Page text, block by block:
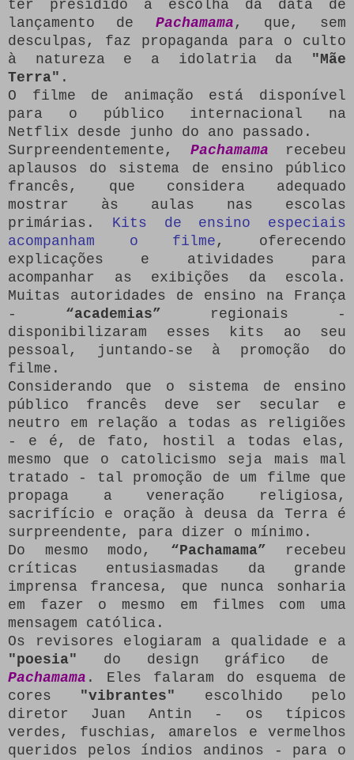
ter presidido a escolha da data de
lançamento de Pachamama , que, sem
desculpas, faz propaganda para o culto
à natureza e a idolatria da "Mãe
Terra" .
O filme de animação está disponível
para o público internacional na
Netflix desde junho do ano passado.
Surpreendentemente, Pachamama recebeu
aplausos do sistema de ensino público
francês, que considera adequado
mostrar às aulas nas escolas
primárias.
Kits de ensino especiais
acompanham o filme , oferecendo
explicações e atividades para
acompanhar as exibições da escola.
Muitas autoridades de ensino na França
- “academias” regionais -
disponibilizaram esses kits ao seu
pessoal, juntando-se à promoção do
filme.
Considerando que o sistema de ensino
público francês deve ser secular e
neutro em relação a todas as religiões
- e é, de fato, hostil a todas elas,
mesmo que o catolicismo seja mais mal
tratado - tal promoção de um filme que
propaga a veneração religiosa,
sacrifício e oração à deusa da Terra é
surpreendente, para dizer o mínimo.
Do mesmo modo, “Pachamama” recebeu
críticas entusiasmadas da grande
imprensa francesa, que nunca sonharia
em fazer o mesmo em filmes com uma
mensagem católica.
Os revisores elogiaram a qualidade e a
"poesia" do design gráfico de
Pachamama .
Eles falaram do esquema de
cores "vibrantes" escolhido pelo
diretor Juan Antin - os típicos
verdes, fuschias, amarelos e vermelhos
queridos pelos índios andinos - para o